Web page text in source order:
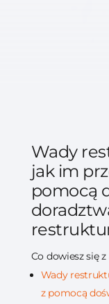
Wady
jak im
pomocą
Co dowiesz się z
Wady
z pomocą